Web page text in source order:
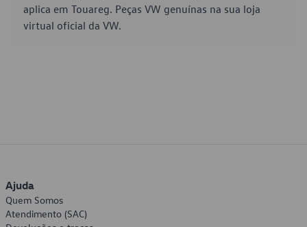
aplica em Touareg. Peças VW genuínas na sua loja
virtual oficial da VW.
Ajuda
Quem Somos
Atendimento (SAC)